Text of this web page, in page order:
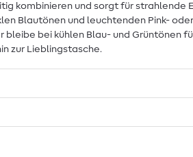
kombinieren und sorgt für
Blautönen und leuchtenden Pink-
bei kühlen Blau- und Grüntönen
zur Lieblingstasche.